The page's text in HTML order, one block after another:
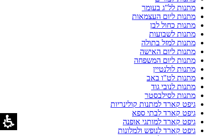
מתנות לל"ג בעומר
מתנות ליום העצמאות
מתנות כחול לבן
מתנות לשבועות
מתנות למזל בתולה
מתנות ליום האישה
מתנות ליום המשפחה
מתנות לולנטיין
מתנות לט"ו באב
מתנות לנובי גוד
מתנות לסילבסטר
גיפט קארד למתנות קולינריות
גיפט קארד לבתי ספא
גיפט קארד למותגי אופנה
גיפט קארד לנופש ולמלונות